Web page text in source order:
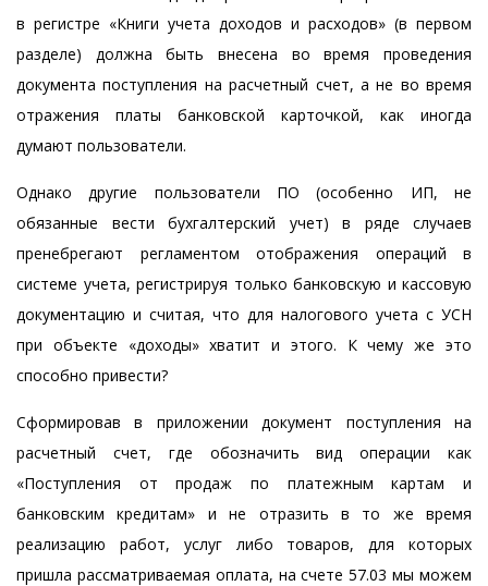
в регистре «Книги учета доходов и расходов» (в первом
разделе) должна быть внесена во время проведения
документа поступления на расчетный счет, а не во время
отражения платы банковской карточкой, как иногда
думают пользователи.
Однако другие пользователи ПО (особенно ИП, не
обязанные вести бухгалтерский учет) в ряде случаев
пренебрегают регламентом отображения операций в
системе учета, регистрируя только банковскую и кассовую
документацию и считая, что для налогового учета с УСН
при объекте «доходы» хватит и этого. К чему же это
способно привести?
Сформировав в приложении документ поступления на
расчетный счет, где обозначить вид операции как
«Поступления от продаж по платежным картам и
банковским кредитам» и не отразить в то же время
реализацию работ, услуг либо товаров, для которых
пришла рассматриваемая оплата, на счете 57.03 мы можем